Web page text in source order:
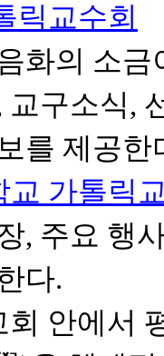
릭교수회
화의 소
교구소식,
를 제공한
교 가톨릭
, 주요 행
다.
안에서